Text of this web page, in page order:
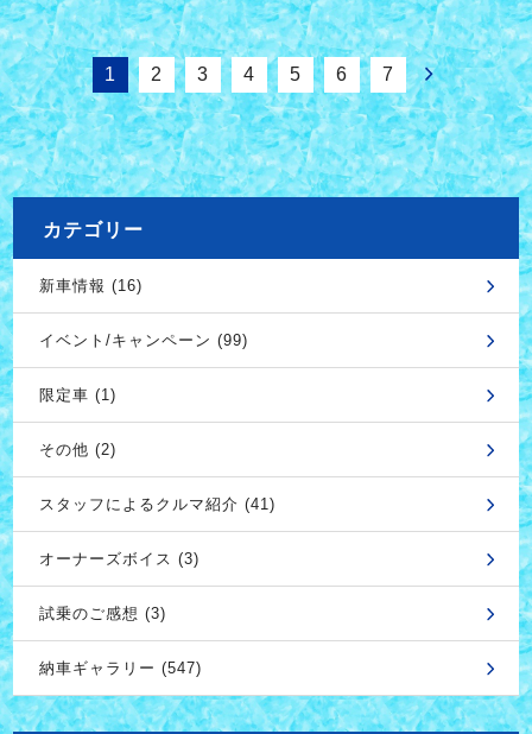
1 2 3 4 5 6 7
カテゴリー
新車情報 (16)
イベント/キャンペーン (99)
限定車 (1)
その他 (2)
スタッフによるクルマ紹介 (41)
オーナーズボイス (3)
試乗のご感想 (3)
納車ギャラリー (547)